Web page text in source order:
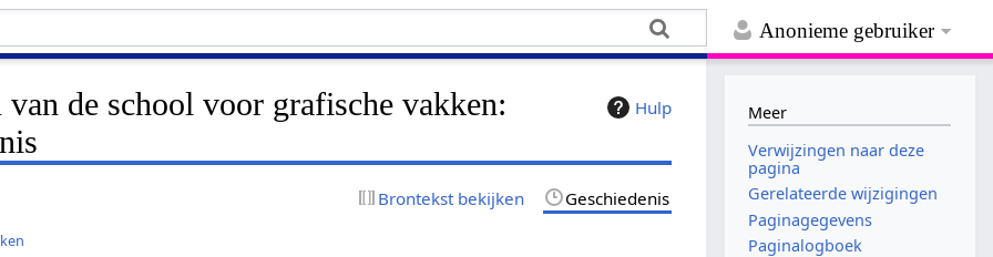
Anonieme gebruiker
Hulp
van de school voor grafische vakken:
Brontekst bekijken Geschiedenis
Meer
Verwijzingen naar deze
pagina
Gerelateerde wijzigingen
Paginagegevens
Paginalogboek